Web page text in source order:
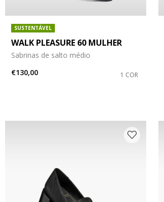
SUSTENTÁVEL
WALK PLEASURE 60 MULHER
Sabrinas de salto médio
€130,00
1 COR